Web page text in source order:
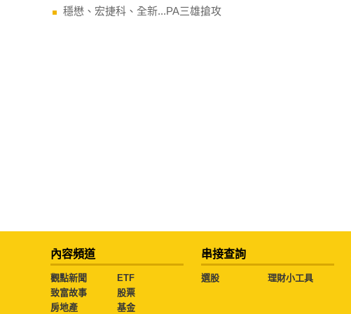
穩懋、宏捷科、全新...PA三雄搶攻
內容頻道
觀點新聞
ETF
致富故事
股票
房地產
基金
串接查詢
選股 理財小工具